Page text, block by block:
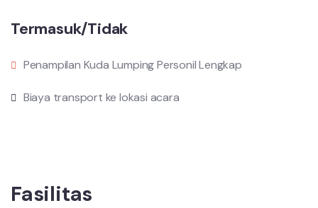
Termasuk/Tidak
Penampilan Kuda Lumping Personil Lengkap
Biaya transport ke lokasi acara
Fasilitas